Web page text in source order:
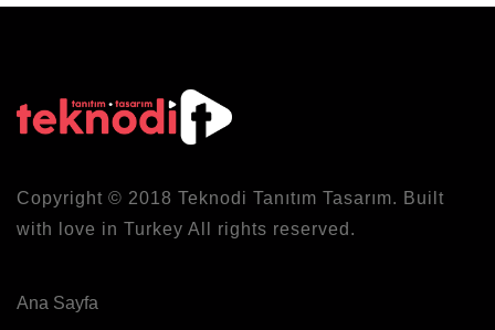
Copyright © 2018 Teknodi Tanıtım Tasarım. Built
with love in Turkey All rights reserved.
Ana Sayfa